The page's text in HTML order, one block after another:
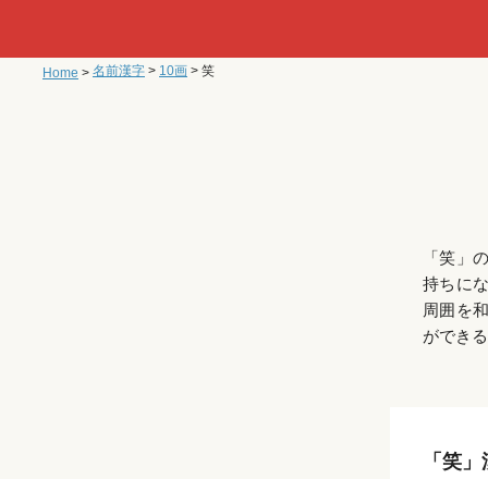
Home > 名前漢字 > 10画 > 笑
「笑」
持ちに
周囲を
ができ
「笑